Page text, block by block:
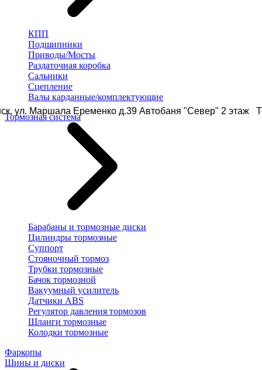
ул. Маршала Еременко д.39 Автобаня "Север" 2 этаж
КПП
Подшипники
Приводы/Мосты
Раздаточная коробка
Сальники
Сцепление
Валы карданные/комплектующие
Тормозная система
Барабаны и тормозные диски
Цилиндры тормозные
Суппорт
Стояночный тормоз
Трубки тормозные
Бачок тормозной
Вакуумный усилитель
Датчики ABS
Регулятор давления тормозов
Шланги тормозные
Колодки тормозные
Фаркопы
Шины и диски